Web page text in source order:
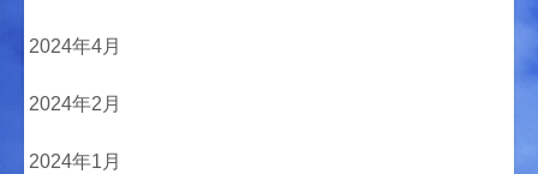
2024年4月
2024年2月
2024年1月